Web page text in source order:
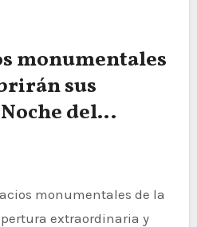
monumentales
sus
del
extraordinaria y